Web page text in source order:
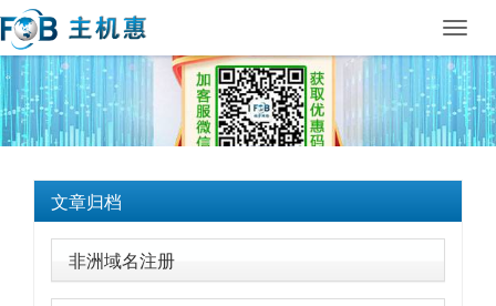
文章归档
非洲域名注册